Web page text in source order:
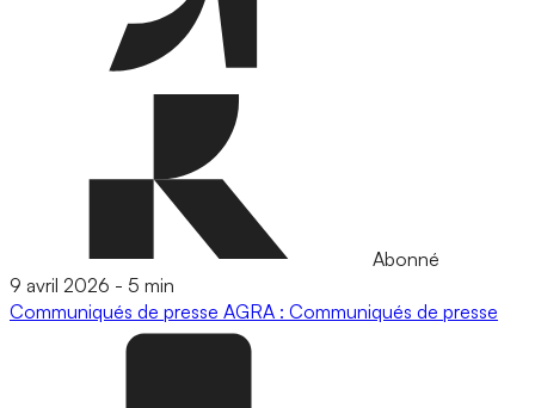
Abonné
9 avril 2026 - 5 min
Communiqués de presse AGRA : Communiqués de presse